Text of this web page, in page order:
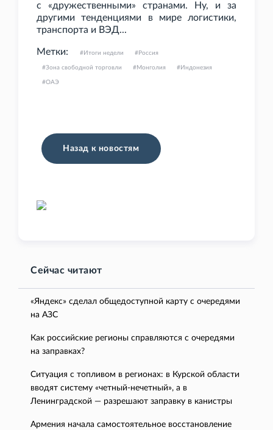
с «дружественными» странами. Ну, и за
другими тенденциями в мире логистики,
транспорта и ВЭД...
Метки: Итоги недели Россия
Зона свободной торговли Монголия Индонезия
ОАЭ
Назад к новостям
Сейчас читают
«Яндекс» сделал общедоступной карту с очередями
на АЗС
Как российские регионы справляются с очередями
на заправках?
Ситуация с топливом в регионах: в Курской области
вводят систему «четный-нечетный», а в
Ленинградской — разрешают заправку в канистры
Армения начала самостоятельное восстановление